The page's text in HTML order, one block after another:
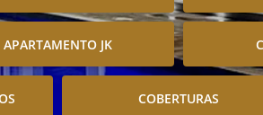
APARTAMENTO JK
COBERTURAS